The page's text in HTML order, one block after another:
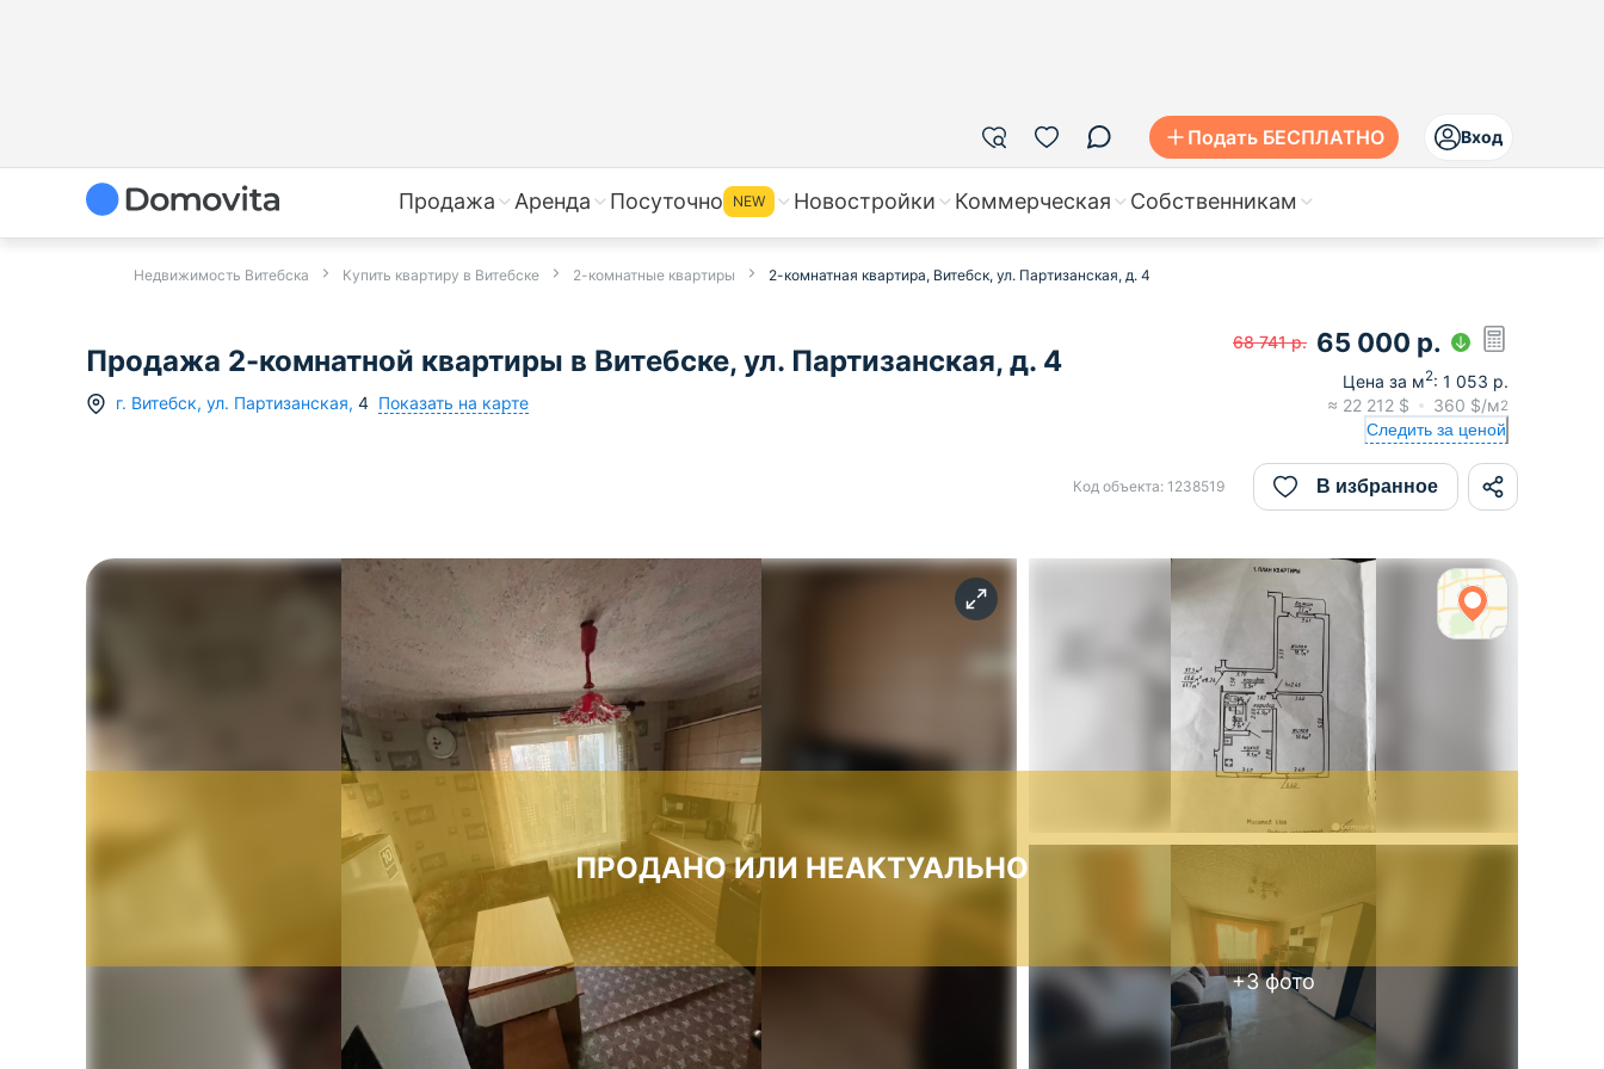
Подать БЕСПЛАТНО Вход
Продажа Аренда Посуточно NEW Новостройки Коммерческая Собственникам
Недвижимость Витебска Купить квартиру в Витебске 2-комнатные квартиры 2-комнатная квартира, Витебск, ул. Партизанская, д. 4
Продажа 2-комнатной квартиры в Витебске, ул. Партизанская, д. 4
г. Витебск, ул. Партизанская, 4 Показать на карте
68 741 р. 65 000 р.
Цена за м2: 1 053 р.
≈ 22 212 $ 360 $/м2
Следить за ценой
Код объекта: 1238519 В избранное
ПРОДАНО ИЛИ НЕАКТУАЛЬНО
+3фото